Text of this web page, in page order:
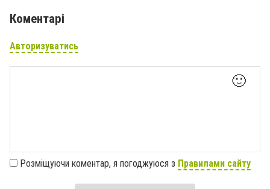
Коментарі
Авторизуватись
🙂
Розміщуючи коментар, я погоджуюся з Правилами сайту